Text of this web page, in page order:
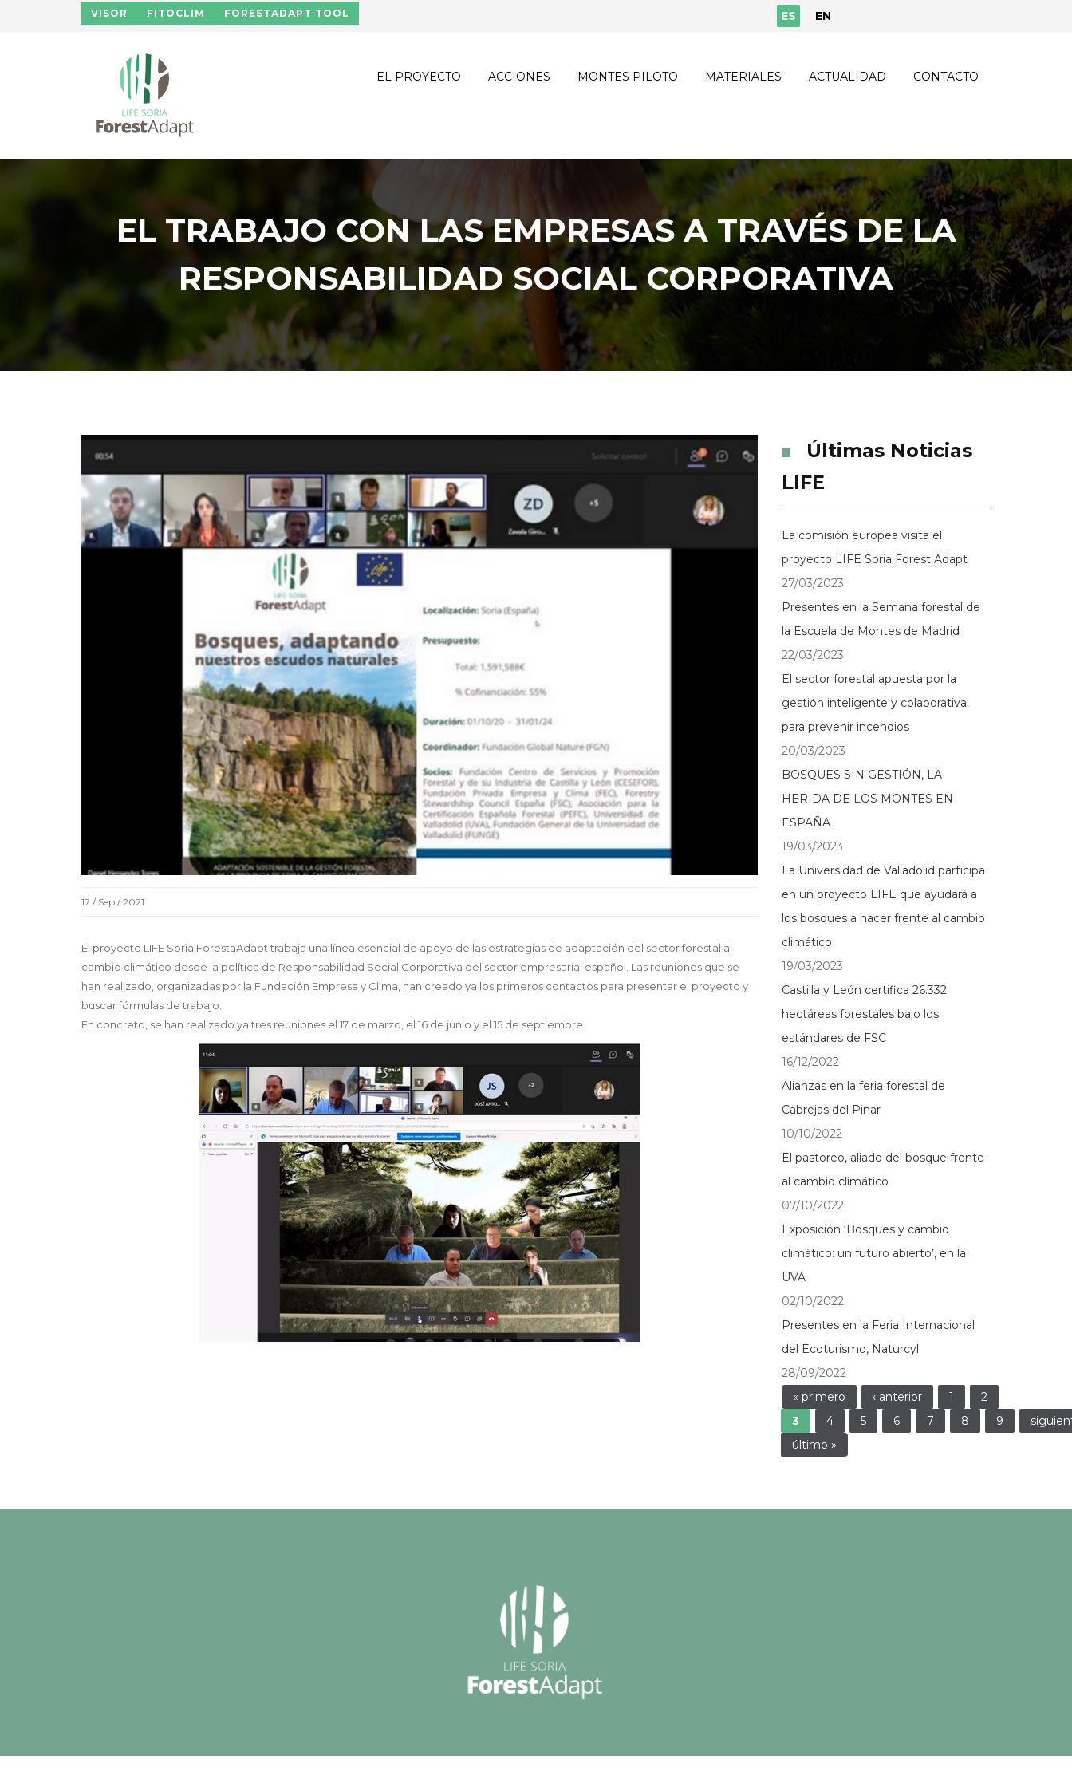
Pasar al contenido principal
VISOR FITOCLIM FORESTADAPT TOOL ES EN
EL PROYECTO ACCIONES MONTES PILOTO MATERIALES ACTUALIDAD CONTACTO
EL TRABAJO CON LAS EMPRESAS A TRAVÉS DE LA
RESPONSABILIDAD SOCIAL CORPORATIVA
17 / Sep / 2021
El proyecto LIFE Soria ForestaAdapt trabaja una línea esencial de apoyo de las estrategias de adaptación del sector forestal al
cambio climático desde la política de Responsabilidad Social Corporativa del sector empresarial español. Las reuniones que se
han realizado, organizadas por la Fundación Empresa y Clima, han creado ya los primeros contactos para presentar el proyecto y
buscar fórmulas de trabajo.
En concreto, se han realizado ya tres reuniones el 17 de marzo, el 16 de junio y el 15 de septiembre.
Últimas Noticias
LIFE
La comisión europea visita el
proyecto LIFE Soria Forest Adapt
27/03/2023
Presentes en la Semana forestal de
la Escuela de Montes de Madrid
22/03/2023
El sector forestal apuesta por la
gestión inteligente y colaborativa
para prevenir incendios
20/03/2023
BOSQUES SIN GESTIÓN, LA
HERIDA DE LOS MONTES EN
ESPAÑA
19/03/2023
La Universidad de Valladolid participa
en un proyecto LIFE que ayudará a
los bosques a hacer frente al cambio
climático
19/03/2023
Castilla y León certifica 26.332
hectáreas forestales bajo los
estándares de FSC
16/12/2022
Alianzas en la feria forestal de
Cabrejas del Pinar
10/10/2022
El pastoreo, aliado del bosque frente
al cambio climático
07/10/2022
Exposición ‘Bosques y cambio
climático: un futuro abierto’, en la
UVA
02/10/2022
Presentes en la Feria Internacional
del Ecoturismo, Naturcyl
28/09/2022
Páginas
« primero ‹ anterior 1
2
3
4 5 6 7 8 9
último »